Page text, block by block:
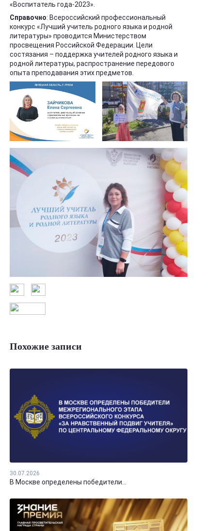
«Воспитатель года-2023».
Справочно: Всероссийский профессиональный
конкурс «Лучший учитель родного языка и родной
литературы» проводится Министерством
просвещения Российской Федерации. Цели
состязания – поддержка учителей родного языка и
родной литературы, распространение передового
опыта преподавания этих предметов.
Похожие записи
30.07.2026
В Москве определены победители...